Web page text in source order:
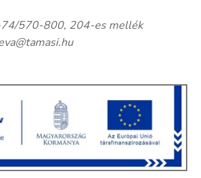
570-800, 204-es mellék